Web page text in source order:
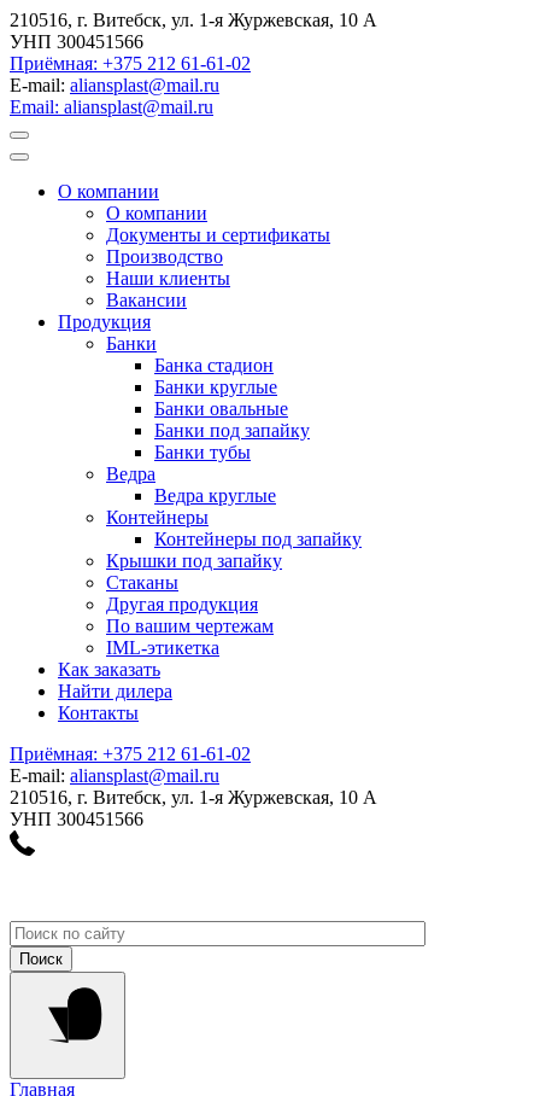
210516, г. Витебск, ул. 1-я Журжевская, 10 А
УНП 300451566
Приёмная: +375 212 61-61-02
E-mail: aliansplast@mail.ru
Email: aliansplast@mail.ru
О компании
О компании
Документы и сертификаты
Производство
Наши клиенты
Вакансии
Продукция
Банки
Банка стадион
Банки круглые
Банки овальные
Банки под запайку
Банки тубы
Ведра
Ведра круглые
Контейнеры
Контейнеры под запайку
Крышки под запайку
Стаканы
Другая продукция
По вашим чертежам
IML-этикетка
Как заказать
Найти дилера
Контакты
Приёмная: +375 212 61-61-02
E-mail: aliansplast@mail.ru
210516, г. Витебск, ул. 1-я Журжевская, 10 А
УНП 300451566
Главная